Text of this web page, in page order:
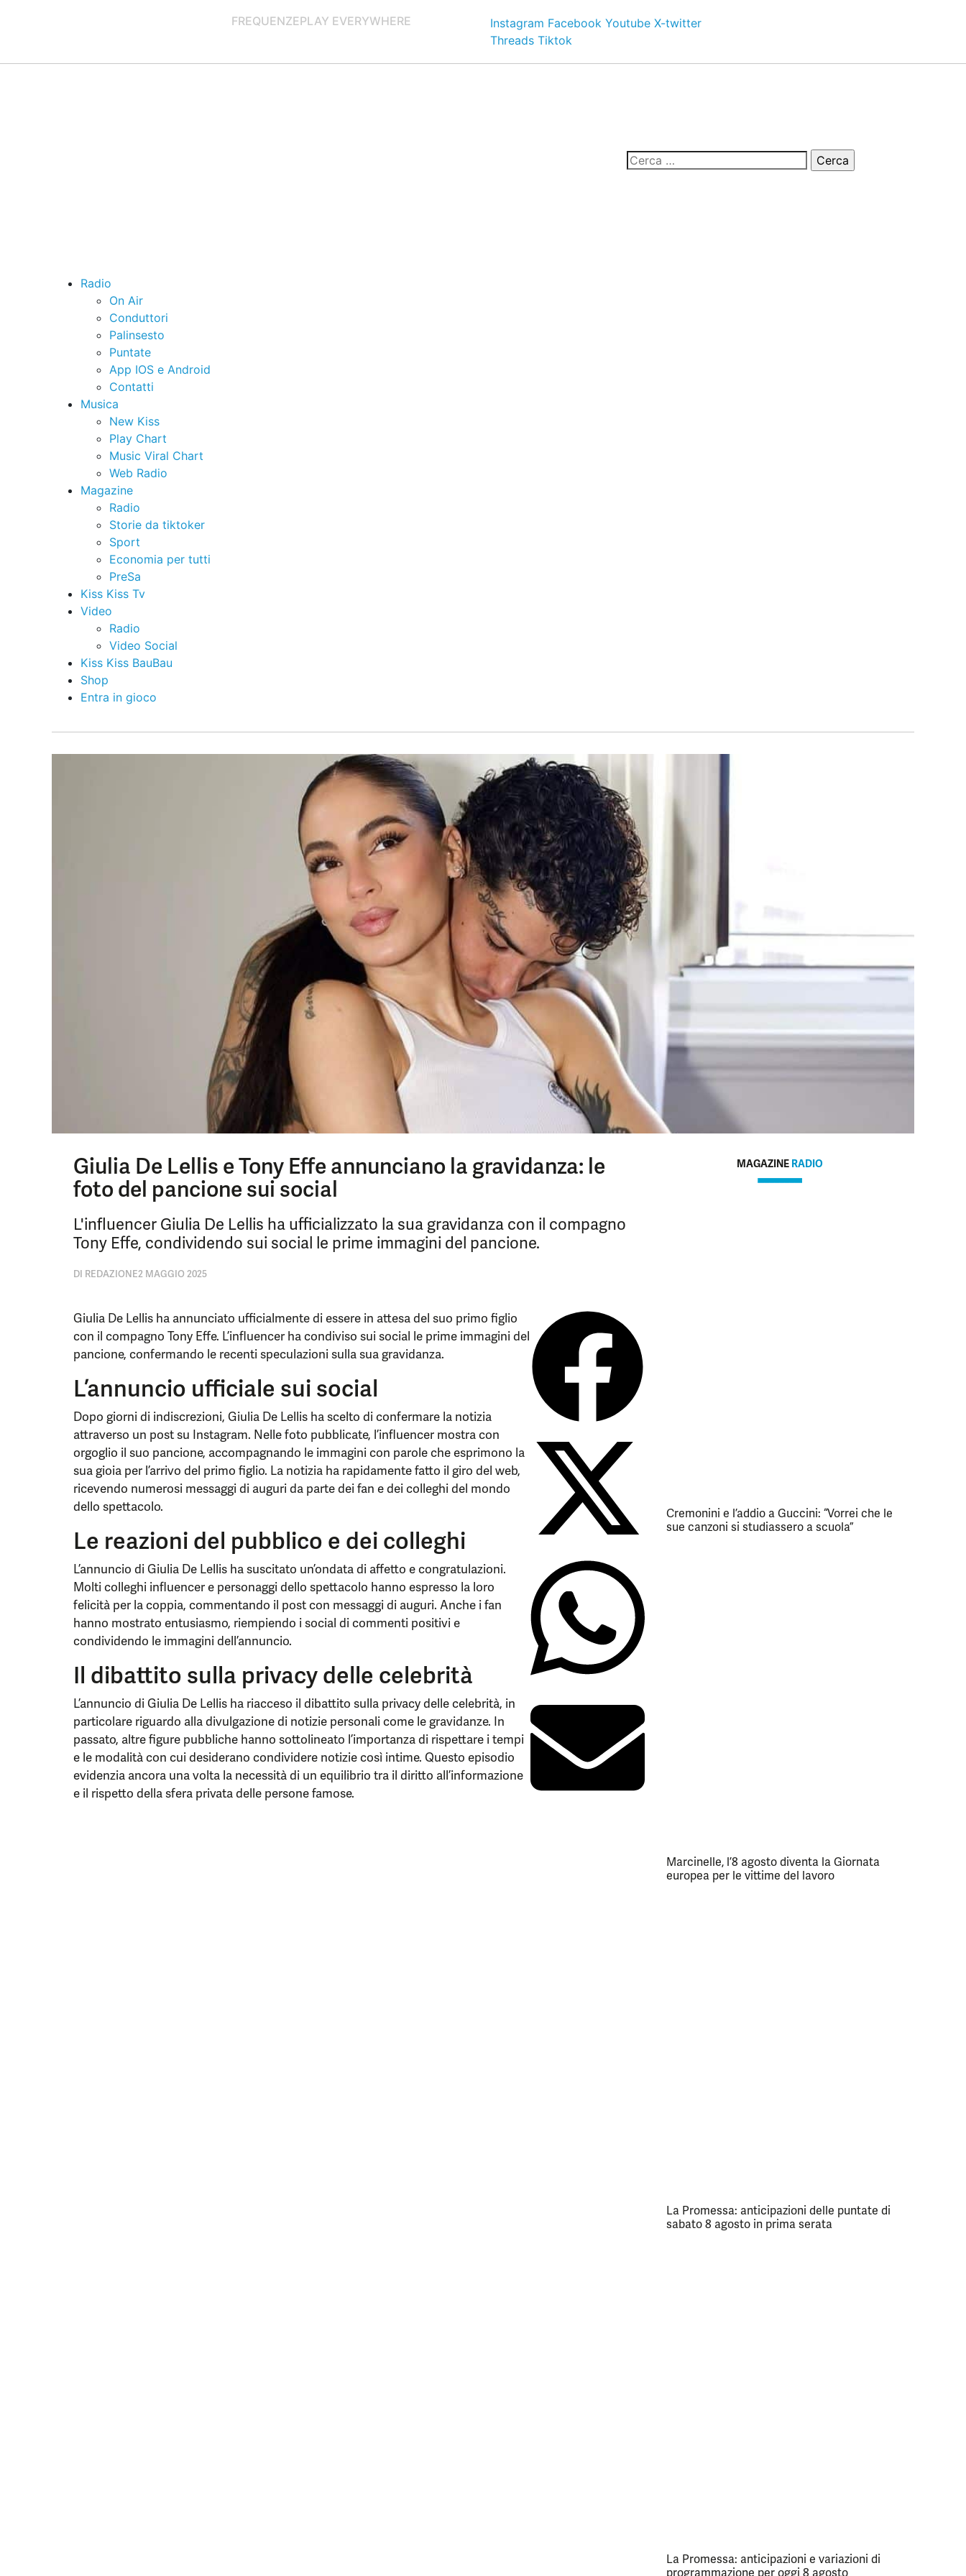
FREQUENZEPLAY EVERYWHERE Instagram Facebook Youtube X-twitter
Threads Tiktok
Radio
On Air
Conduttori
Palinsesto
Puntate
App IOS e Android
Contatti
Musica
New Kiss
Play Chart
Music Viral Chart
Web Radio
Magazine
Radio
Storie da tiktoker
Sport
Economia per tutti
PreSa
Kiss Kiss Tv
Video
Radio
Video Social
Kiss Kiss BauBau
Shop
Entra in gioco
Giulia De Lellis e Tony Effe annunciano la gravidanza: le
foto del pancione sui social
L'influencer Giulia De Lellis ha ufficializzato la sua gravidanza con il compagno
Tony Effe, condividendo sui social le prime immagini del pancione.
DI REDAZIONE2 MAGGIO 2025
Giulia De Lellis ha annunciato ufficialmente di essere in attesa del suo primo figlio
con il compagno Tony Effe. L’influencer ha condiviso sui social le prime immagini del
pancione, confermando le recenti speculazioni sulla sua gravidanza.
L’annuncio ufficiale sui social
Dopo giorni di indiscrezioni, Giulia De Lellis ha scelto di confermare la notizia
attraverso un post su Instagram. Nelle foto pubblicate, l’influencer mostra con
orgoglio il suo pancione, accompagnando le immagini con parole che esprimono la
sua gioia per l’arrivo del primo figlio. La notizia ha rapidamente fatto il giro del web,
ricevendo numerosi messaggi di auguri da parte dei fan e dei colleghi del mondo
dello spettacolo.
Le reazioni del pubblico e dei colleghi
L’annuncio di Giulia De Lellis ha suscitato un’ondata di affetto e congratulazioni.
Molti colleghi influencer e personaggi dello spettacolo hanno espresso la loro
felicità per la coppia, commentando il post con messaggi di auguri. Anche i fan
hanno mostrato entusiasmo, riempiendo i social di commenti positivi e
condividendo le immagini dell’annuncio.
Il dibattito sulla privacy delle celebrità
L’annuncio di Giulia De Lellis ha riacceso il dibattito sulla privacy delle celebrità, in
particolare riguardo alla divulgazione di notizie personali come le gravidanze. In
passato, altre figure pubbliche hanno sottolineato l’importanza di rispettare i tempi
e le modalità con cui desiderano condividere notizie così intime. Questo episodio
evidenzia ancora una volta la necessità di un equilibrio tra il diritto all’informazione
e il rispetto della sfera privata delle persone famose.
MAGAZINE RADIO
Cremonini e l’addio a Guccini: “Vorrei che le
sue canzoni si studiassero a scuola”
Marcinelle, l’8 agosto diventa la Giornata
europea per le vittime del lavoro
La Promessa: anticipazioni delle puntate di
sabato 8 agosto in prima serata
La Promessa: anticipazioni e variazioni di
programmazione per oggi 8 agosto